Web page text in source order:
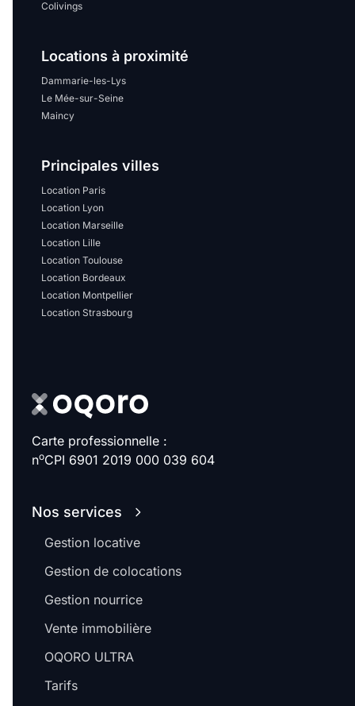
Colivings
Locations à proximité
Dammarie-les-Lys
Le Mée-sur-Seine
Maincy
Principales villes
Location Paris
Location Lyon
Location Marseille
Location Lille
Location Toulouse
Location Bordeaux
Location Montpellier
Location Strasbourg
Carte professionnelle :
noCPI 6901 2019 000 039 604
Nos services
Gestion locative
Gestion de colocations
Gestion nourrice
Vente immobilière
OQORO ULTRA
Tarifs